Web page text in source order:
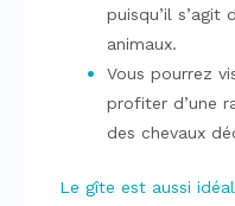
puisqu’il s’agit
animaux.
Vous pourrez
profiter d’une
des chevaux
Le gîte est aussi